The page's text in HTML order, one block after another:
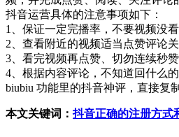
抖音运营具体的注意事项如下：
1、保证一定完播率，不要视频没看
2、查看附近的视频适当点赞评论关
3、看完视频再点赞、切勿连续秒
4、根据内容评论，不知道回什么
biubiu 功能里的抖音神评，直接复
本文关键词：抖音正确的注册方式